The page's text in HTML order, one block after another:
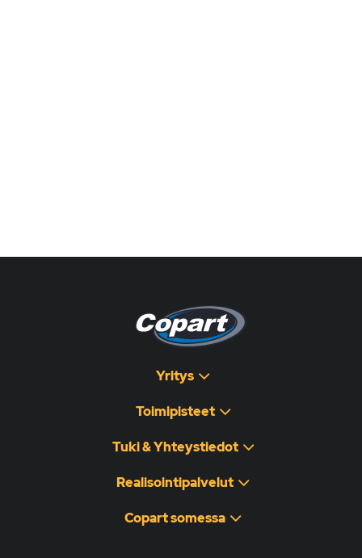
Yritys
Toimipisteet
Tuki & Yhteystiedot
Realisointipalvelut
Copart somessa